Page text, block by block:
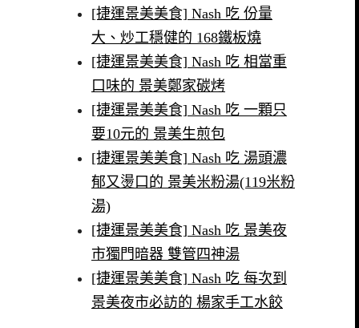
[捷運景美美食] Nash 吃 份量
大、炒工穩健的 168鐵板燒
[捷運景美美食] Nash 吃 相當重
口味的 景美鄭家碳烤
[捷運景美美食] Nash 吃 一顆只
要10元的 景美生煎包
[捷運景美美食] Nash 吃 湯頭濃
郁又燙口的 景美米粉湯(119米粉
湯)
[捷運景美美食] Nash 吃 景美夜
市獨門暗器 雙管四神湯
[捷運景美美食] Nash 吃 每次到
景美夜市必訪的 楊家手工水餃